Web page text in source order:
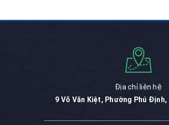
Địa chỉ liên hệ
9 Võ Văn Kiệt, Phường Phú Định,